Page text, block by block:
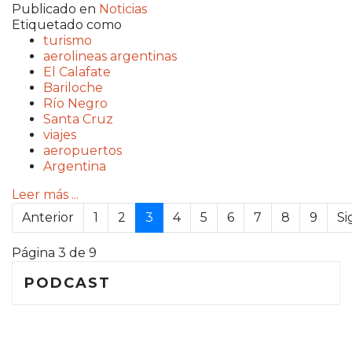
Publicado en Noticias
Etiquetado como
turismo
aerolineas argentinas
El Calafate
Bariloche
Río Negro
Santa Cruz
viajes
aeropuertos
Argentina
Leer más ...
Anterior
1 2 3 4 5 6 7 8 9
Página 3 de 9
PODCAST